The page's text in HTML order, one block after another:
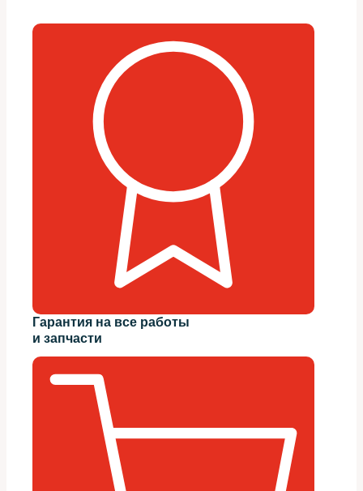
Гарантия на все работы
и запчасти